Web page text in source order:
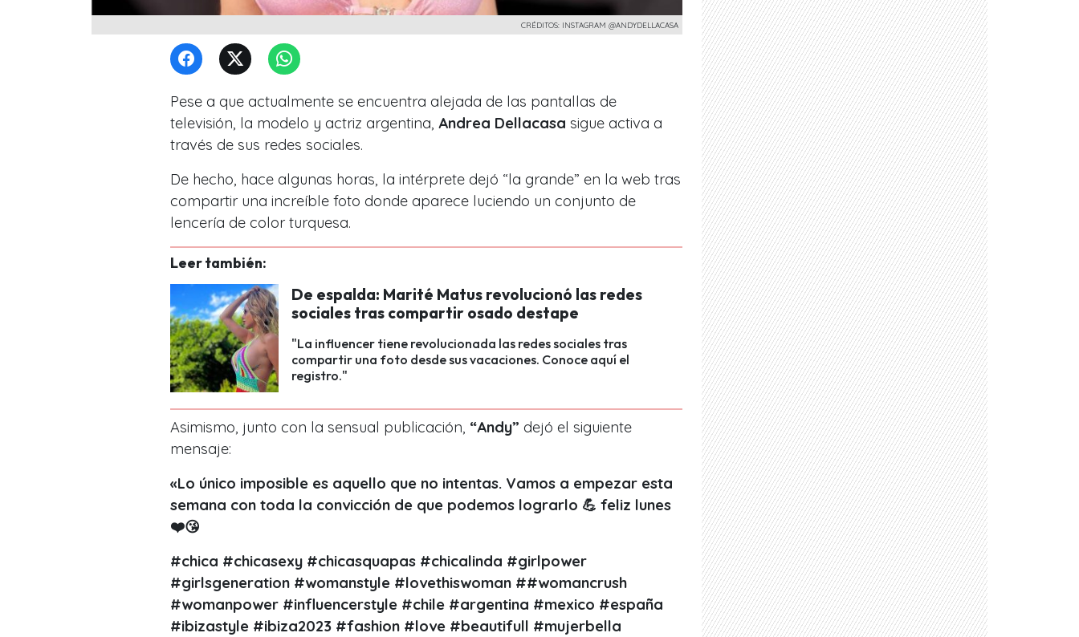
CRÉDITOS: INSTAGRAM @ANDYDELLACASA
Pese a que actualmente se encuentra alejada de las pantallas de
televisión, la modelo y actriz argentina, Andrea Dellacasa sigue activa a
través de sus redes sociales.
De hecho, hace algunas horas, la intérprete dejó “la grande” en la web tras
compartir una increíble foto donde aparece luciendo un conjunto de
lencería de color turquesa.
Leer también:
De espalda: Marité Matus revolucionó las redes
sociales tras compartir osado destape
"La influencer tiene revolucionada las redes sociales tras
compartir una foto desde sus vacaciones. Conoce aquí el
registro."
Asimismo, junto con la sensual publicación, “Andy” dejó el siguiente
mensaje:
«Lo único imposible es aquello que no intentas. Vamos a empezar esta
semana con toda la convicción de que podemos lograrlo 💪 feliz lunes
❤️😘
#chica #chicasexy #chicasquapas #chicalinda #girlpower
#girlsgeneration #womanstyle #lovethiswoman ##womancrush
#womanpower #influencerstyle #chile #argentina #mexico #españa
#ibizastyle #ibiza2023 #fashion #love #beautifull #mujerbella